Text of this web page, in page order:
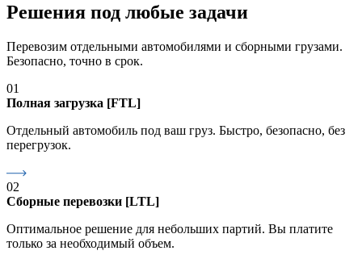
Решения под любые задачи
Перевозим отдельными автомобилями и сборными грузами.
Безопасно, точно в срок.
01
Полная загрузка [FTL]
Отдельный автомобиль под ваш груз. Быстро, безопасно, без
перегрузок.
02
Сборные перевозки [LTL]
Оптимальное решение для небольших партий. Вы платите
только за необходимый объем.